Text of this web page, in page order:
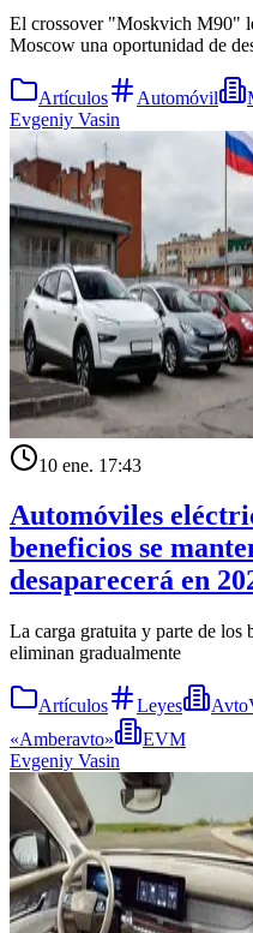
El crossover "Moskvich M90"
Moscow una oportunidad de
Artículos Automóvil
Evgeniy Vasin
10 ene. 17:43
Automóviles
beneficios se
desaparecerá en
La carga gratuita y parte de los
eliminan gradualmente
Artículos Leyes
«Amberavto»
EVM
Evgeniy Vasin